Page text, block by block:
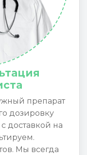
препарат
дозировку
доставкой на
Мы всегда